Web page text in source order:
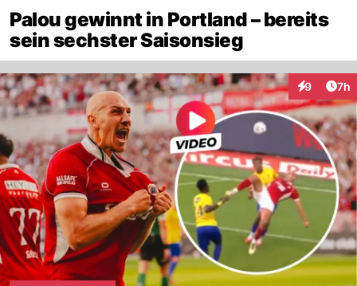
Palou gewinnt in Portland – bereits
sein sechster Saisonsieg
9 7h